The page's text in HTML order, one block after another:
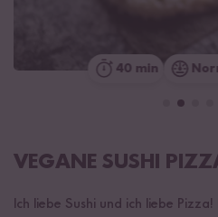
40 min
VEGANE SUSHI
Ich liebe Sushi und ich liebe